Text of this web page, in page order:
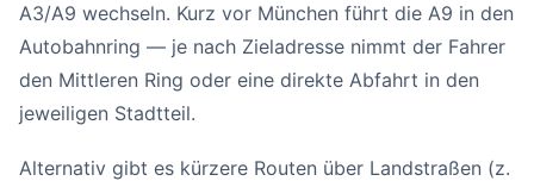
A3/A9 wechseln. Kurz vor München führt die A9 in den
Autobahnring — je nach Zieladresse nimmt der Fahrer
den Mittleren Ring oder eine direkte Abfahrt in den
jeweiligen Stadtteil.
Alternativ gibt es kürzere Routen über Landstraßen (z.